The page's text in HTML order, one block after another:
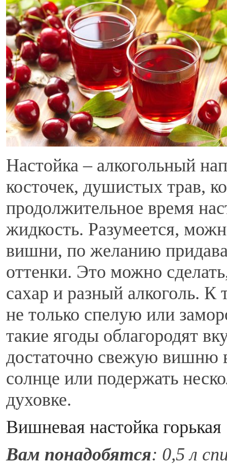
Настойка – алкогольный
косточек, душистых трав,
продолжительное время
жидкость. Разумеется,
вишни, по желанию
оттенки. Это можно
сахар и разный алкоголь.
не только спелую или
такие ягоды облагородят
достаточно свежую вишню
солнце или подержать
духовке.
Вишневая настойка горькая
Вам понадобятся: 0,5 л